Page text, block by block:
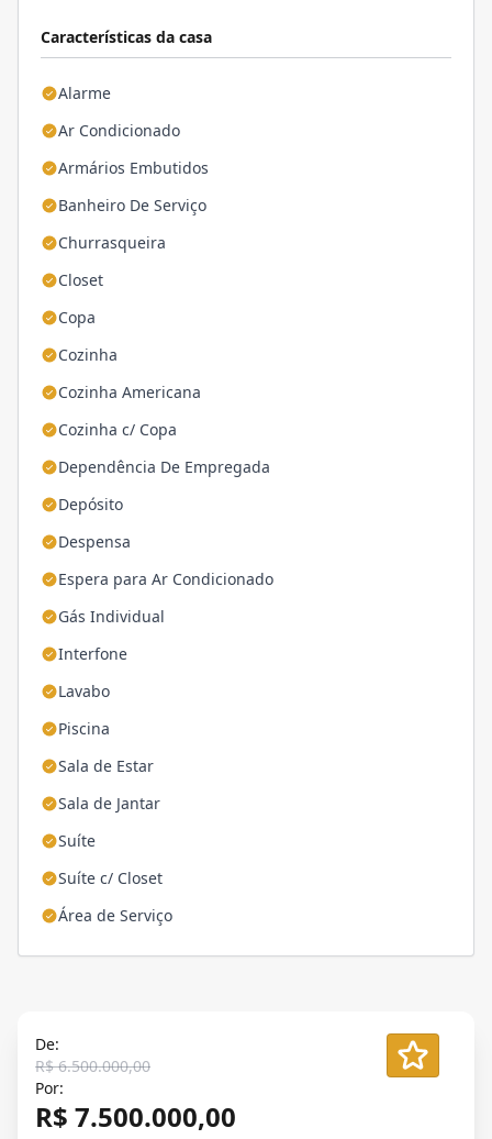
Características da casa
Alarme
Ar Condicionado
Armários Embutidos
Banheiro De Serviço
Churrasqueira
Closet
Copa
Cozinha
Cozinha Americana
Cozinha c/ Copa
Dependência De Empregada
Depósito
Despensa
Espera para Ar Condicionado
Gás Individual
Interfone
Lavabo
Piscina
Sala de Estar
Sala de Jantar
Suíte
Suíte c/ Closet
Área de Serviço
De:
R$ 6.500.000,00
Por:
R$ 7.500.000,00